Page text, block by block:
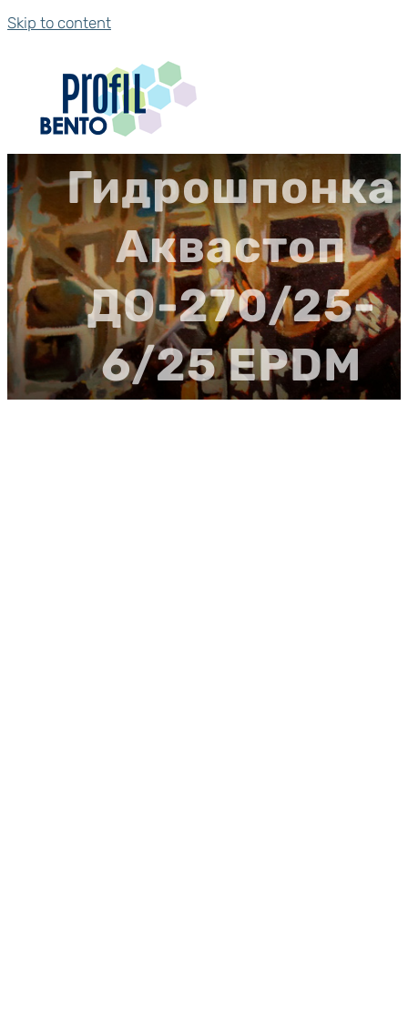
Skip to content
Гидрошпонка
Аквастоп
ДО-270/25-
6/25 EPDM